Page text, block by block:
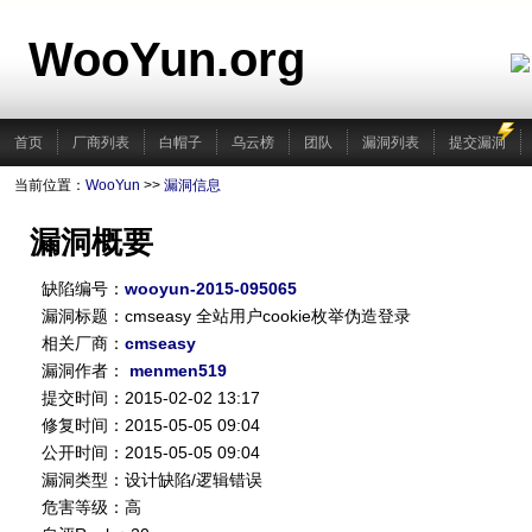
WooYun.org
首页 厂商列表 白帽子 乌云榜 团队 漏洞列表 提交漏洞
当前位置： WooYun >> 漏洞信息
漏洞概要
缺陷编号： wooyun-2015-095065
漏洞标题：cmseasy 全站用户cookie枚举伪造登录
相关厂商： cmseasy
漏洞作者： menmen519
提交时间：2015-02-02 13:17
修复时间：2015-05-05 09:04
公开时间：2015-05-05 09:04
漏洞类型：设计缺陷/逻辑错误
危害等级：高